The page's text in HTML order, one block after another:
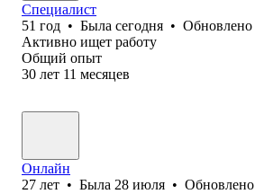
Специалист
51 год • Была сегодня • Обновлено
Активно ищет работу
Общий опыт
30 лет 11 месяцев
Онлайн
27 лет • Была 28 июля • Обновлено